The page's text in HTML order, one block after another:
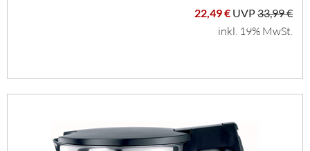
22,49 € UVP33,99 €
inkl. 19% MwSt.